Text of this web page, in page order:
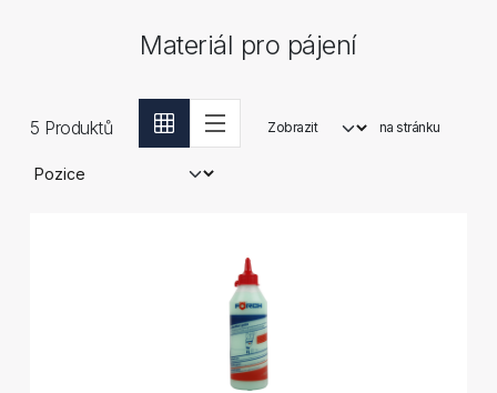
Materiál pro pájení
5 Produktů Zobrazit na stránku